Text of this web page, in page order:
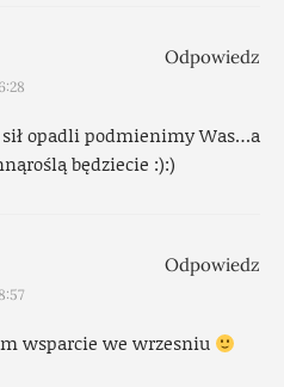
opadli podmienimy Was…a
będziecie :):)
Odpowiedz
wsparcie we wrzesniu
Odpowiedz